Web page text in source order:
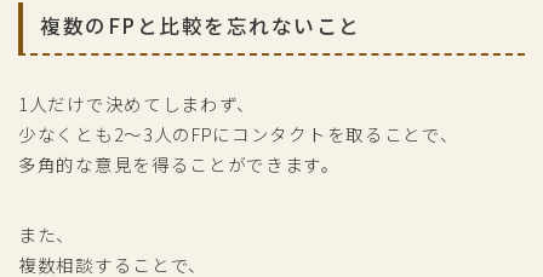
複数のFPと比較を忘れないこと
1人だけで決めてしまわず、
少なくとも2～3人のFPにコンタクトを取ることで、
多角的な意見を得ることができます。
また、
複数相談することで、